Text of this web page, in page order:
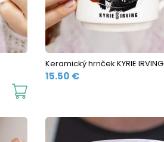
This
Keramický hrnček KYRIE IRVING
15.50 €